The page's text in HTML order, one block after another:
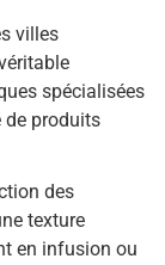
villes
spécialisées
de produits
des
texture
en infusion ou